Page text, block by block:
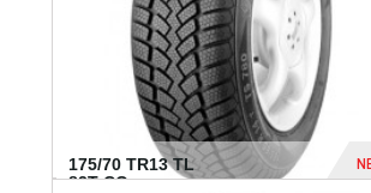
175/70 TR13 TL
82T CO...